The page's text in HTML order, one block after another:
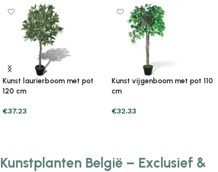
Kunst laurierboom met pot
120 cm
€37.23
Kunst vijgenboom met pot 110
cm
€32.33
Kunstplanten België – Exclusief &